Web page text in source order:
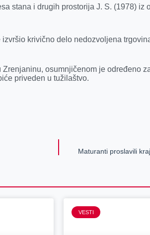
stana i drugih prostorija J. S. (1978) iz
krivično delo nedozvoljena
osumnjičenom je određeno
priveden u tužilaštvo.
Maturanti proslavili
VESTI